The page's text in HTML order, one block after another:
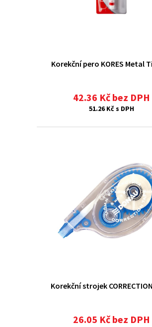
Korekční pero KORES Metal
42.36 Kč bez DPH
51.26 Kč s DPH
Korekční strojek
26.05 Kč bez DPH